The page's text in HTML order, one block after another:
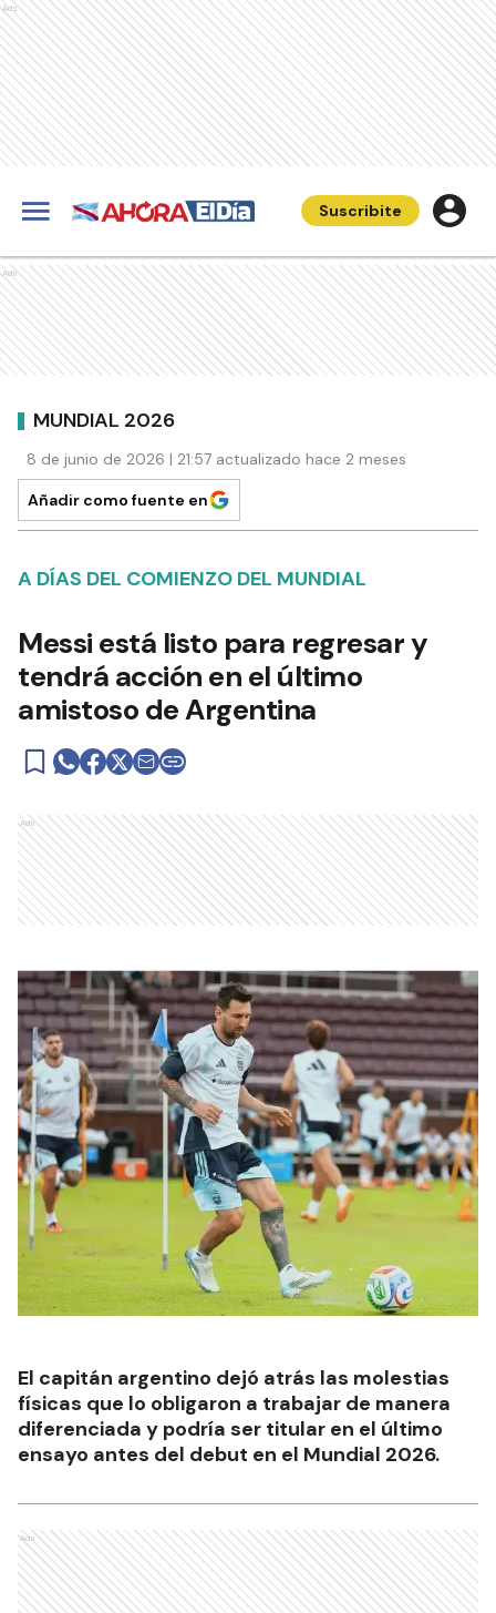
Ads
Suscribite
Ads
MUNDIAL 2026
8 de junio de 2026 | 21:57 actualizado hace 2 meses
Añadir como fuente en
A DÍAS DEL COMIENZO DEL MUNDIAL
Messi está listo para regresar y
tendrá acción en el último
amistoso de Argentina
Ads
El capitán argentino dejó atrás las molestias
físicas que lo obligaron a trabajar de manera
diferenciada y podría ser titular en el último
ensayo antes del debut en el Mundial 2026.
Ads